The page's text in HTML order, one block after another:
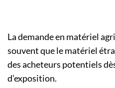
La demande en matériel
souvent que le matériel
des acheteurs potentiels
d’exposition.